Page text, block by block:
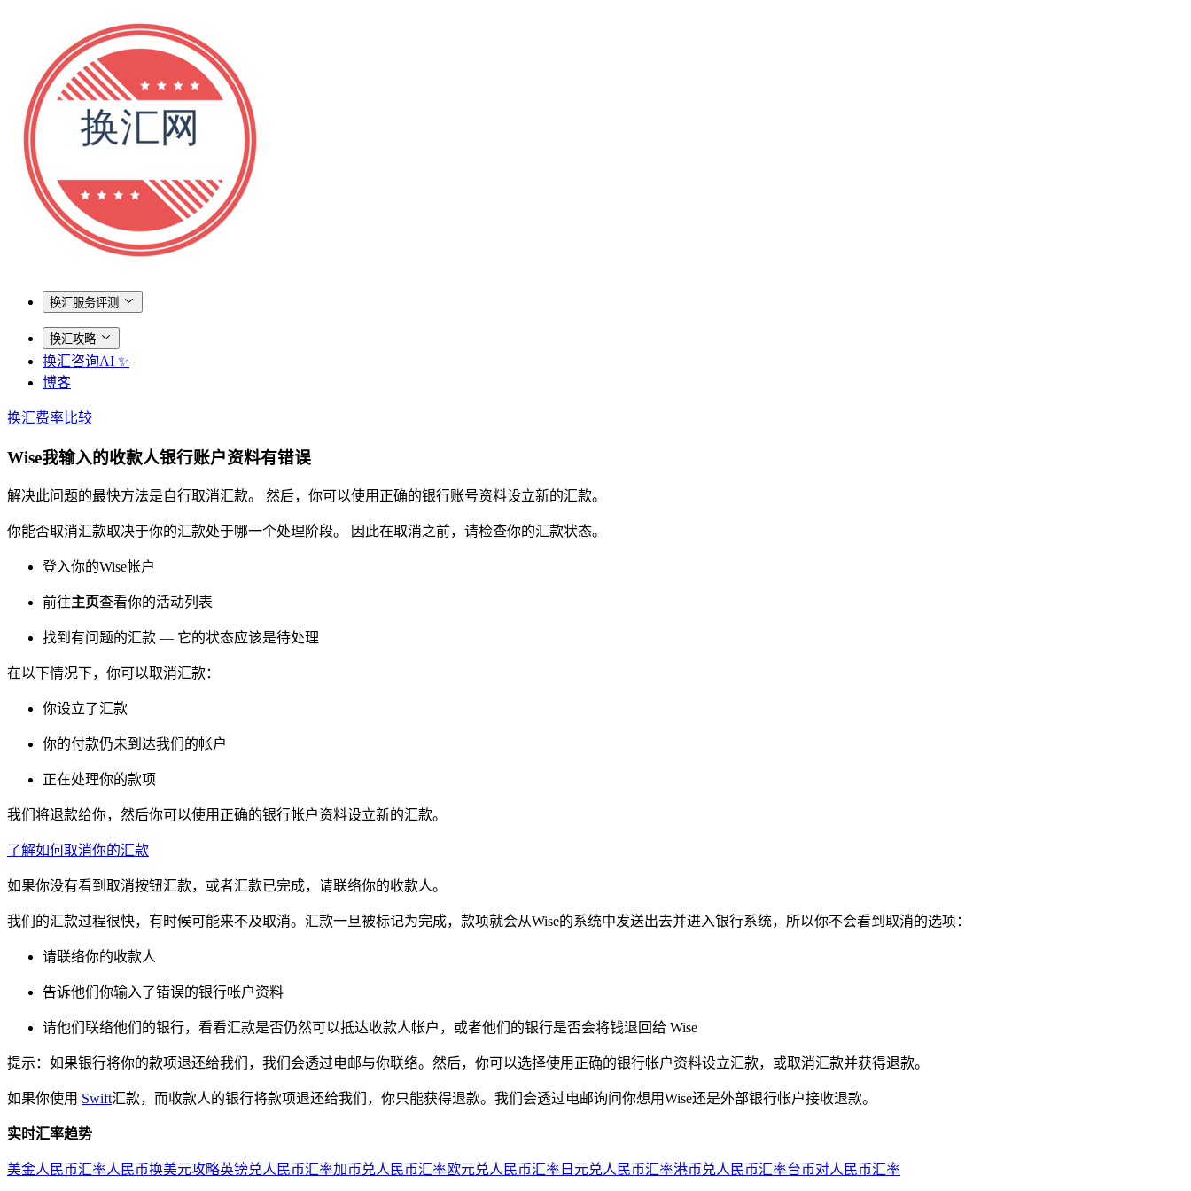
换汇服务评测
换汇攻略
换汇咨询AI ✨
博客
换汇费率比较
Wise我输入的收款人银行账户资料有错误
解决此问题的最快方法是自行取消汇款。 然后，你可以使用正确的银行账号资料设立新的汇款。
你能否取消汇款取决于你的汇款处于哪一个处理阶段。 因此在取消之前，请检查你的汇款状态。
登入你的Wise帐户
前往主页查看你的活动列表
找到有问题的汇款 — 它的状态应该是待处理
在以下情况下，你可以取消汇款：
你设立了汇款
你的付款仍未到达我们的帐户
正在处理你的款项
我们将退款给你，然后你可以使用正确的银行帐户资料设立新的汇款。
了解如何取消你的汇款
如果你没有看到取消按钮汇款，或者汇款已完成，请联络你的收款人。
我们的汇款过程很快，有时候可能来不及取消。汇款一旦被标记为完成，款项就会从Wise的系统中发送出去并进入银行系统，所以你不会看到取消的选项：
请联络你的收款人
告诉他们你输入了错误的银行帐户资料
请他们联络他们的银行，看看汇款是否仍然可以抵达收款人帐户，或者他们的银行是否会将钱退回给 Wise
提示：如果银行将你的款项退还给我们，我们会透过电邮与你联络。然后，你可以选择使用正确的银行帐户资料设立汇款，或取消汇款并获得退款。
如果你使用 Swift汇款，而收款人的银行将款项退还给我们，你只能获得退款。我们会透过电邮询问你想用Wise还是外部银行帐户接收退款。
实时汇率趋势
美金人民币汇率人民币换美元攻略英镑兑人民币汇率加币兑人民币汇率欧元兑人民币汇率 日元兑人民币汇率港币兑人民币汇率台币对人民币汇率